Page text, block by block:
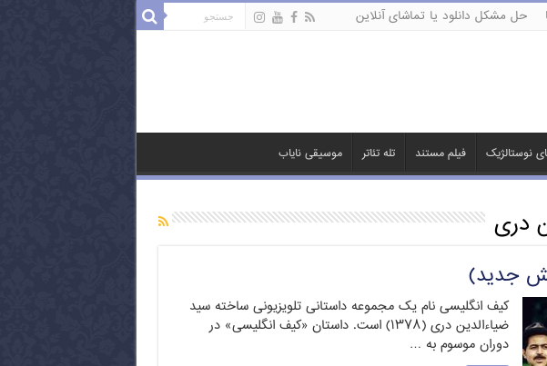
حل مشکل دانلود یا تماشای آنلاین
نوستالژیک فیلم مستند تله تئاتر موسیقی نایاب
دری
کیف انگلیسی نام یک مجموعه داستانی تلویزیونی ساخته سید
ضیاءالدین دری (۱۳۷۸) است. داستان «کیف انگلیسی» در
دوران موسوم به …